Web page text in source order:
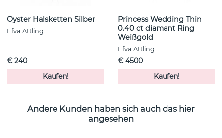
Oyster Halsketten Silber
Efva Attling
€ 240
Kaufen!
Princess Wedding Thin
0.40 ct diamant Ring
Weißgold
Efva Attling
€ 4500
Kaufen!
Andere Kunden haben sich auch das hier
angesehen